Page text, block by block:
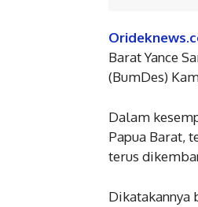
Barat Yance
(BumDes)
Dalam
Papua Barat,
terus
Dikatakannya